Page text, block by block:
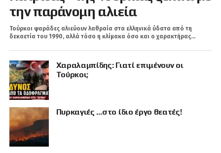
την παράνομη αλιεία
Τούρκοι ψαράδες αλιεύουν λαθραία στα ελληνικά ύδατα από τη
δεκαετία του 1990, αλλά τόσο η κλίμακα όσο και ο χαρακτήρας...
Χαραλαμπίδης: Γιατί επιμένουν οι
Τούρκοι;
Πυρκαγιές …στο ίδιο έργο θεατές!